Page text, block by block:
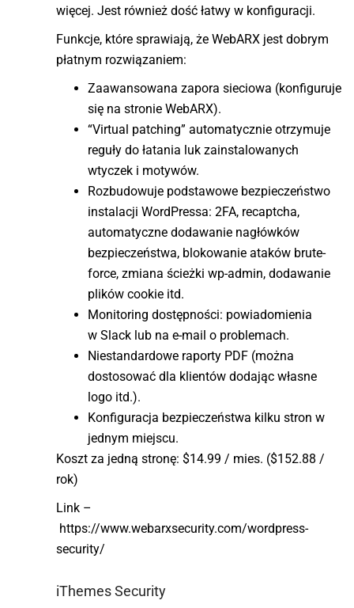
więcej. Jest również dość łatwy w konfiguracji.
Funkcje, które sprawiają, że WebARX jest dobrym
płatnym rozwiązaniem:
Zaawansowana zapora sieciowa (konfiguruje
się na stronie WebARX).
“Virtual patching” automatycznie otrzymuje
reguły do łatania luk zainstalowanych
wtyczek i motywów.
Rozbudowuje podstawowe bezpieczeństwo
instalacji WordPressa: 2FA, recaptcha,
automatyczne dodawanie nagłówków
bezpieczeństwa, blokowanie ataków brute-
force, zmiana ścieżki wp-admin, dodawanie
plików cookie itd.
Monitoring dostępności: powiadomienia
w Slack lub na e-mail o problemach.
Niestandardowe raporty PDF (można
dostosować dla klientów dodając własne
logo itd.).
Konfiguracja bezpieczeństwa kilku stron w
jednym miejscu.
Koszt za jedną stronę: $14.99 / mies. ($152.88 /
rok)
Link –
https://www.webarxsecurity.com/wordpress-
security/
iThemes Security